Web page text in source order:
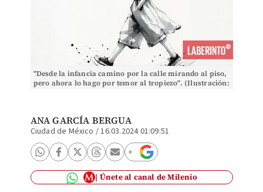
"Desde la infancia camino por la calle mirando al piso,
pero ahora lo hago por temor al tropiezo". (Ilustración:
ANA GARCÍA BERGUA
Ciudad de México /16.03.2024 01:09:51
Únete al canal de Milenio